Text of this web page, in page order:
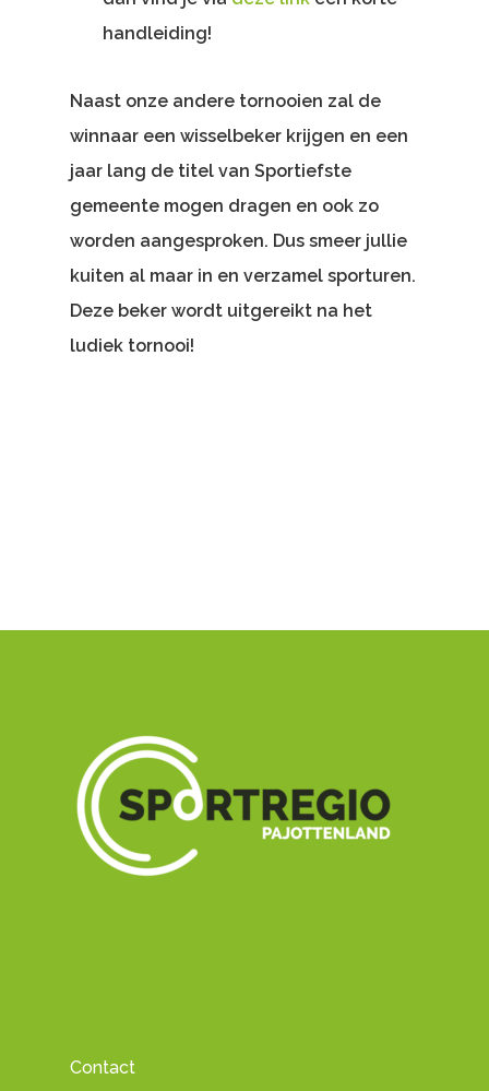
handleiding!
Naast onze andere tornooien zal de
winnaar een wisselbeker krijgen en een
jaar lang de titel van Sportiefste
gemeente mogen dragen en ook zo
worden aangesproken. Dus smeer jullie
kuiten al maar in en verzamel sporturen.
Deze beker wordt uitgereikt na het
ludiek tornooi!
Contact